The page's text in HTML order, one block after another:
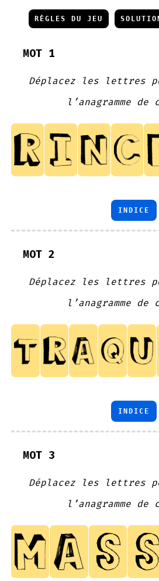
RÈGLES DU JEU
MOT 1
Déplacez les lettres
l’anagramme de
INDICE
MOT 2
Déplacez les lettres
l’anagramme de
INDICE
MOT 3
Déplacez les lettres
l’anagramme de